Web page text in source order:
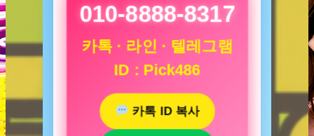
010-8888-8317
카톡 · 라인 · 텔레그램
ID : Pick486
카톡 ID 복사